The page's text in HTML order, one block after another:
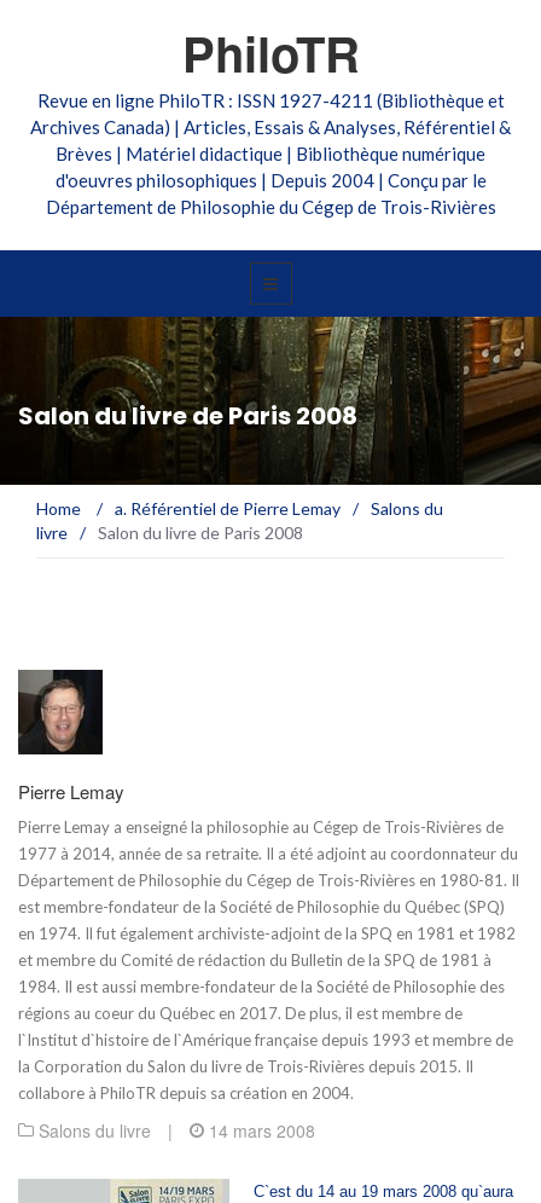
PhiloTR
Revue en ligne PhiloTR : ISSN 1927-4211 (Bibliothèque et
Archives Canada) | Articles, Essais & Analyses, Référentiel &
Brèves | Matériel didactique | Bibliothèque numérique
d'oeuvres philosophiques | Depuis 2004 | Conçu par le
Département de Philosophie du Cégep de Trois-Rivières
Salon du livre de Paris 2008
Home / a. Référentiel de Pierre Lemay / Salons du
livre / Salon du livre de Paris 2008
Pierre Lemay
Pierre Lemay a enseigné la philosophie au Cégep de Trois-Rivières de
1977 à 2014, année de sa retraite. Il a été adjoint au coordonnateur du
Département de Philosophie du Cégep de Trois-Rivières en 1980-81. Il
est membre-fondateur de la Société de Philosophie du Québec (SPQ)
en 1974. Il fut également archiviste-adjoint de la SPQ en 1981 et 1982
et membre du Comité de rédaction du Bulletin de la SPQ de 1981 à
1984. Il est aussi membre-fondateur de la Société de Philosophie des
régions au coeur du Québec en 2017. De plus, il est membre de
l`Institut d`histoire de l`Amérique française depuis 1993 et membre de
la Corporation du Salon du livre de Trois-Rivières depuis 2015. Il
collabore à PhiloTR depuis sa création en 2004.
Salons du livre | 14 mars 2008
C`est du 14 au 19 mars 2008 qu`aura